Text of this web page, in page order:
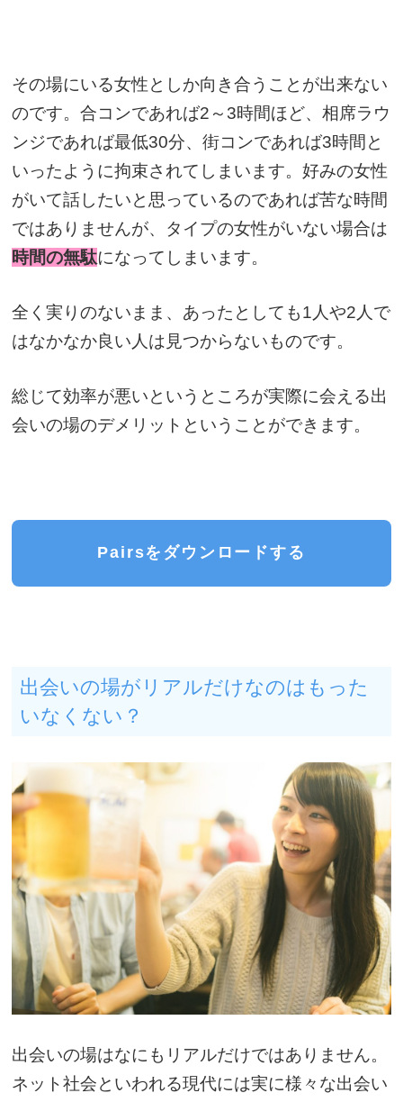
その場にいる女性としか向き合うことが出来ない
のです。合コンであれば2～3時間ほど、相席ラウ
ンジであれば最低30分、街コンであれば3時間と
いったように拘束されてしまいます。好みの女性
がいて話したいと思っているのであれば苦な時間
ではありませんが、タイプの女性がいない場合は
時間の無駄になってしまいます。
全く実りのないまま、あったとしても1人や2人で
はなかなか良い人は見つからないものです。
総じて効率が悪いというところが実際に会える出
会いの場のデメリットということができます。
Pairsをダウンロードする
出会いの場がリアルだけなのはもった
いなくない？
出会いの場はなにもリアルだけではありません。
ネット社会といわれる現代には実に様々な出会い